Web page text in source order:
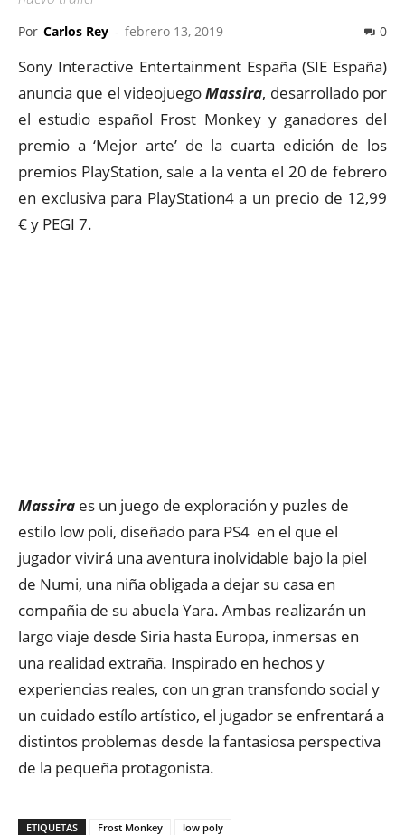
Por Carlos Rey - febrero 13, 2019 0
Sony Interactive Entertainment España (SIE España)
anuncia que el videojuegoMassira, desarrollado por
el estudio español Frost Monkey y ganadores del
premio a ‘Mejor arte’ de la cuarta edición de los
premios PlayStation, sale a la venta el 20 de febrero
en exclusiva para PlayStation4 a un precio de 12,99
€ y PEGI 7.
Massira es un juego de exploración y puzles de
estilo low poli, diseñado para PS4 en el que el
jugador vivirá una aventura inolvidable bajo la piel
de Numi, una niña obligada a dejar su casa en
compañia de su abuela Yara. Ambas realizarán un
largo viaje desde Siria hasta Europa, inmersas en
una realidad extraña. Inspirado en hechos y
experiencias reales, con un gran transfondo social y
un cuidado estílo artístico, el jugador se enfrentará a
distintos problemas desde la fantasiosa perspectiva
de la pequeña protagonista.
ETIQUETAS Frost Monkey low poly